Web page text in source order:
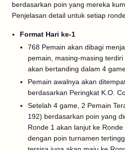
berdasarkan poin yang mereka
Penjelasan detail untuk setiap
Format Hari ke-1
768 Pemain akan dibagi
pemain, masing-masing
akan bertanding dalam 4
Pemain awalnya akan
berdasarkan Peringkat K.O.
Setelah 4 game, 2 Pemain
192) berdasarkan poin yang
Ronde 1 akan lanjut ke
dengan poin turnamen